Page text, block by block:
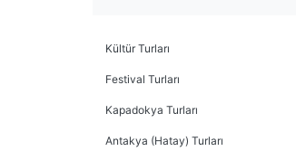
Kültür Turları
Festival Turları
Kapadokya Turları
Antakya (Hatay) Turları